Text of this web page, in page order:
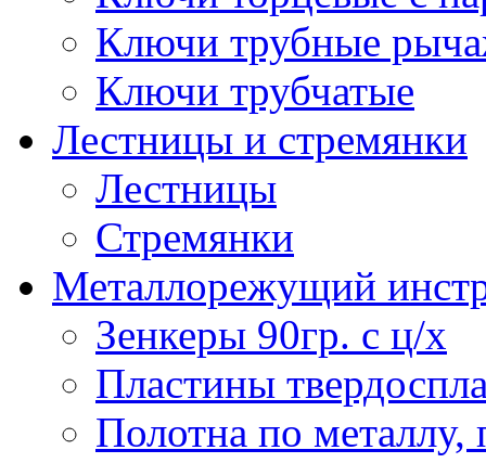
Ключи трубные
Ключи трубчатые
Лестницы и стремянки
Лестницы
Стремянки
Металлорежущий
Зенкеры 90гр. с ц/х
Пластины
Полотна по